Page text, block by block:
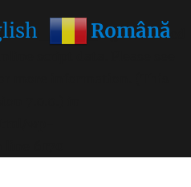
was called
Română